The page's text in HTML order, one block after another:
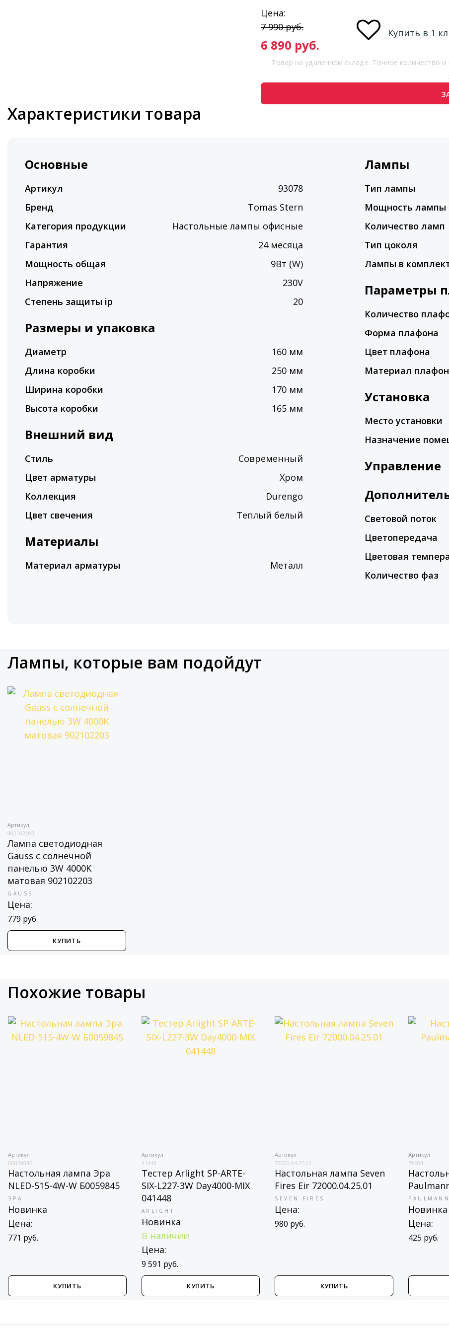
Цена:
7 990руб.
6 890 руб.
Купить в 1
Товар на удаленном складе. Точное
Характеристики товара
Основные
Артикул
93078
Бренд
Tomas Stern
Категория продукции
Настольные лампы офисные
Гарантия
24 месяца
Мощность общая
9Вт (W)
Напряжение
230V
Степень защиты ip
20
Размеры и упаковка
Диаметр
160 мм
Длина коробки
250 мм
Ширина коробки
170 мм
Высота коробки
165 мм
Внешний вид
Стиль
Современный
Цвет арматуры
Хром
Коллекция
Durengo
Цвет свечения
Теплый белый
Материалы
Материал арматуры Металл
Лампы
Тип лампы
Мощность лампы
Количество ламп
Тип цоколя
Лампы в
Параметры
Количество
Форма плафона
Цвет плафона
Материал
Установка
Место установки
Назначение
Управление
Световой поток
Цветопередача
Цветовая
Количество фаз
Лампы, которые вам подойдут
Артикул
902102203
Лампа светодиодная
Gauss с солнечной
панелью 3W 4000K
матовая 902102203
GAUSS
Цена:
779 руб.
КУПИТЬ
Похожие товары
Артикул
Б0059845
Настольная лампа Эра
NLED-515-4W-W Б0059845
ЭРА
Новинка
Цена:
771 руб.
КУПИТЬ
Артикул
41448
Тестер Arlight SP-ARTE-
SIX-L227-3W Day4000-MIX
041448
ARLIGHT
Новинка
В наличии
Цена:
9 591 руб.
КУПИТЬ
Артикул
72000.04.25.01
Настольная лампа Seven
Fires Eir 72000.04.25.01
SEVEN FIRES
Цена:
980 руб.
КУПИТЬ
Артикул
79684
PAULMANN
Новинка
Цена:
425 руб.